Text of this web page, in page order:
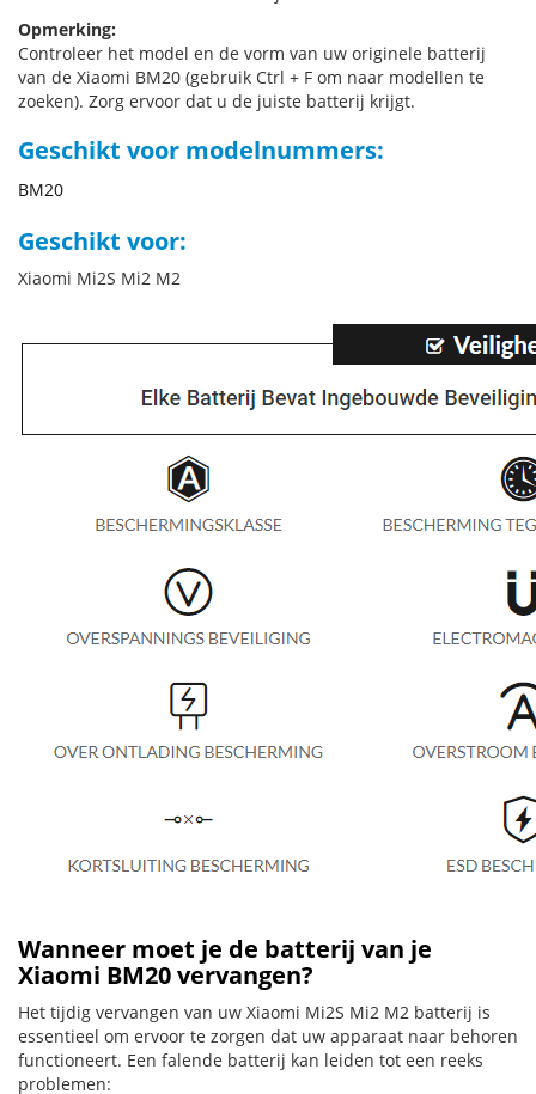
Opmerking:
Controleer het model en de vorm van uw originele batterij
van de Xiaomi BM20 (gebruik Ctrl + F om naar modellen te
zoeken). Zorg ervoor dat u de juiste batterij krijgt.
Geschikt voor modelnummers:
BM20
Geschikt voor:
Xiaomi Mi2S Mi2 M2
Wanneer moet je de batterij van je
Xiaomi BM20 vervangen?
Het tijdig vervangen van uw Xiaomi Mi2S Mi2 M2 batterij is
essentieel om ervoor te zorgen dat uw apparaat naar behoren
functioneert. Een falende batterij kan leiden tot een reeks
problemen: